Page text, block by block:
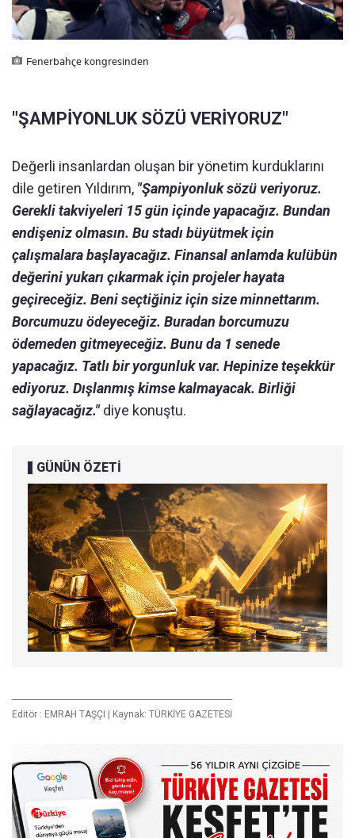
Fenerbahçe kongresinden
"ŞAMPİYONLUK SÖZÜ VERİYORUZ"
Değerli insanlardan oluşan bir yönetim kurduklarını
dile getiren Yıldırım, "Şampiyonluk sözü veriyoruz.
Gerekli takviyeleri 15 gün içinde yapacağız. Bundan
endişeniz olmasın. Bu stadı büyütmek için
çalışmalara başlayacağız. Finansal anlamda kulübün
değerini yukarı çıkarmak için projeler hayata
geçireceğiz. Beni seçtiğiniz için size minnettarım.
Borcumuzu ödeyeceğiz. Buradan borcumuzu
ödemeden gitmeyeceğiz. Bunu da 1 senede
yapacağız. Tatlı bir yorgunluk var. Hepinize teşekkür
ediyoruz. Dışlanmış kimse kalmayacak. Birliği
sağlayacağız."diye konuştu.
GÜNÜN ÖZETİ
Editör : EMRAH TAŞÇI Kaynak: TÜRKİYE GAZETESİ